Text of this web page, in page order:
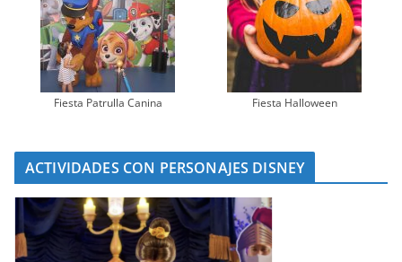
Fiesta Patrulla Canina Fiesta Halloween
ACTIVIDADES CON PERSONAJES DISNEY